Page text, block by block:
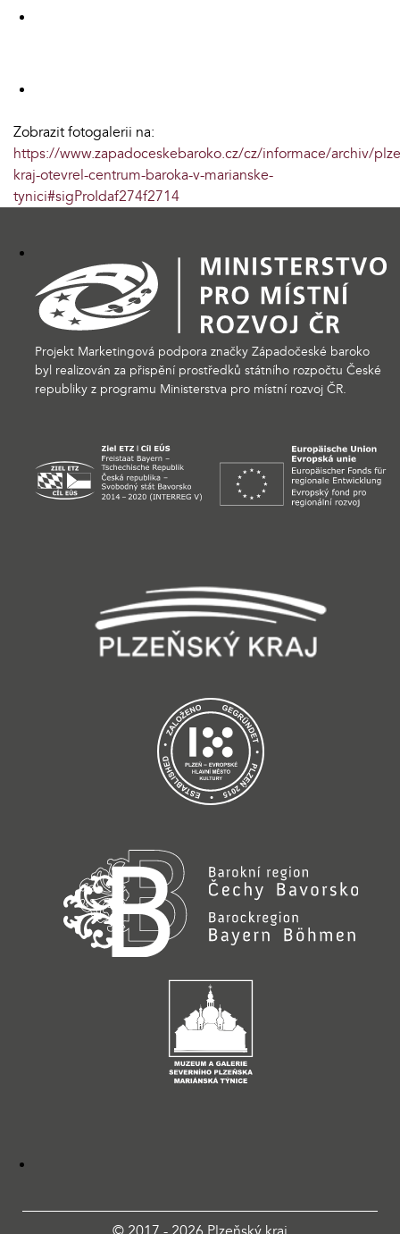
Zobrazit fotogalerii na:
https://www.zapadoceskebaroko.cz/cz/informace/archiv/
kraj-otevrel-centrum-baroka-v-marianske-
tynici#sigProIdaf274f2714
Projekt Marketingová podpora značky Západočeské baroko
byl realizován za přispění prostředků státního rozpočtu České
republiky z programu Ministerstva pro místní rozvoj ČR.